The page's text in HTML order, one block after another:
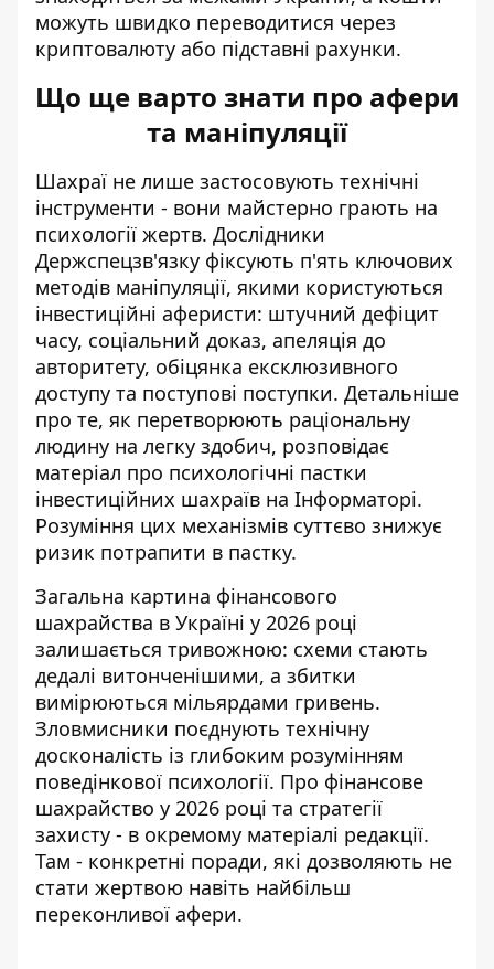
можуть швидко переводитися через
криптовалюту або підставні рахунки.
Що ще варто знати про афери
та маніпуляції
Шахраї не лише застосовують технічні
інструменти - вони майстерно грають на
психології жертв. Дослідники
Держспецзв'язку фіксують п'ять ключових
методів маніпуляції, якими користуються
інвестиційні аферисти: штучний дефіцит
часу, соціальний доказ, апеляція до
авторитету, обіцянка ексклюзивного
доступу та поступові поступки. Детальніше
про те, як перетворюють раціональну
людину на легку здобич, розповідає
матеріал про психологічні пастки
інвестиційних шахраїв на Інформаторі.
Розуміння цих механізмів суттєво знижує
ризик потрапити в пастку.
Загальна картина фінансового
шахрайства в Україні у 2026 році
залишається тривожною: схеми стають
дедалі витонченішими, а збитки
вимірюються мільярдами гривень.
Зловмисники поєднують технічну
досконалість із глибоким розумінням
поведінкової психології. Про фінансове
шахрайство у 2026 році та стратегії
захисту - в окремому матеріалі редакції.
Там - конкретні поради, які дозволяють не
стати жертвою навіть найбільш
переконливої афери.